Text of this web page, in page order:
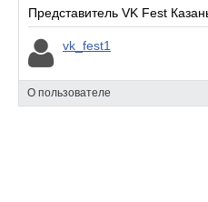
- современные площадки;
- яркие эмоции и тысячи
С каждым годом фестиваль
уже уверенно входит в число
Представитель VK Fest
vk_fest1
О пользователе